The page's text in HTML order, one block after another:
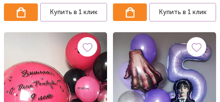
Купить в 1 клик Купить в 1 клик